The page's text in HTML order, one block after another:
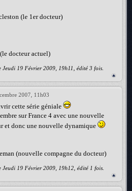
(le 1er docteur)
docteur actuel)
Jeudi 19 Février 2009, 19h11, édité 3 fois.
2007, 11h03
cette série géniale
sur France 4 avec une nouvelle
et donc une nouvelle dynamique
(nouvelle compagne du docteur)
Jeudi 19 Février 2009, 19h12, édité 1 fois.